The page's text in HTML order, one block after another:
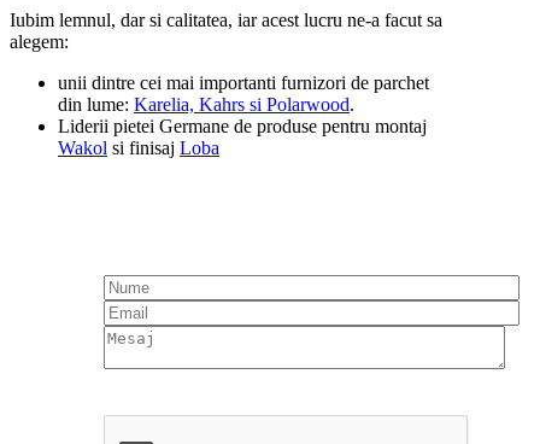
Iubim lemnul, dar si calitatea, iar acest lucru ne-a facut sa
alegem:
unii dintre cei mai importanti furnizori de parchet
din lume: Karelia, Kahrs si Polarwood.
Liderii pietei Germane de produse pentru montaj
Wakol si finisaj Loba